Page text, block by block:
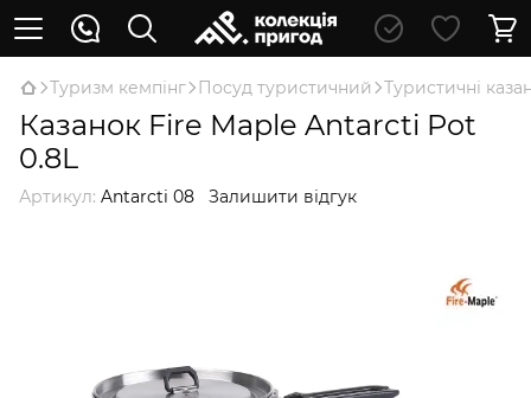
Туризм кемпінг Посуд туристичний Туристичні
Казанок Fire Maple Antarcti Pot
0.8L
Артикул: Antarcti 08 Залишити відгук